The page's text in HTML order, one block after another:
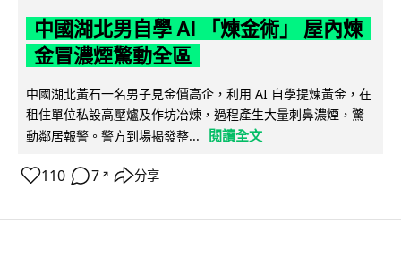
中國湖北男自學 AI 「煉金術」 屋內煉
金冒濃煙驚動全區
中國湖北黃石一名男子見金價高企，利用 AI 自學提煉黃金，在
租住單位私設高壓爐及作坊冶煉，過程產生大量刺鼻濃煙，驚
動鄰居報警。警方到場揭發整...
閱讀全文
110 7 ↗ 分享